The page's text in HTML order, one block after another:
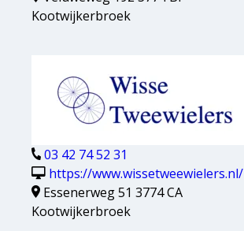
Kootwijkerbroek
03 42 74 52 31
https://www.wissetweewielers.nl/
Essenerweg 51 3774 CA
Kootwijkerbroek